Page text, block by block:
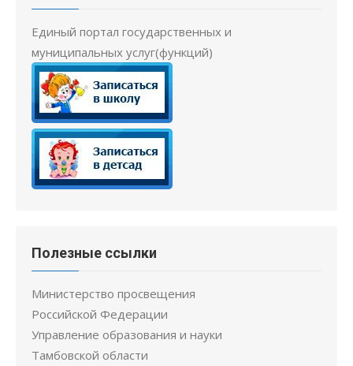
Единый портал государственных и
муниципальных услуг(функций)
Полезные ссылки
Министерство просвещения
Российской Федерации
Управление образования и науки
Тамбовской области